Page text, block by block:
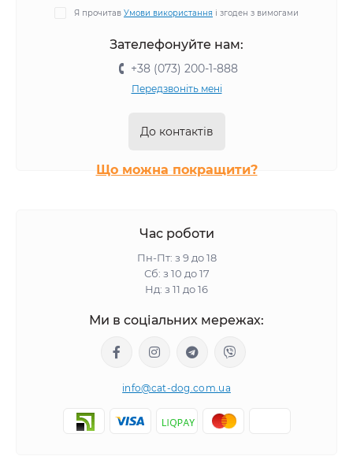
Сухий корм Club 4 Paws для котів
Сухий корм Savory для котів
Сухий корм Optimeal для котів
Сухий корм Half&Half для котів
Сухий корм BWild для котів
Я прочитав Умови використання і згоден з вимогами
Зателефонуйте нам:
+38 (073) 200-1-888
Передзвоніть мені
До контактів
Що можна покращити?
Час роботи
Пн-Пт: з 9 до 18
Сб: з 10 до 17
Нд: з 11 до 16
Ми в соціальних мережах:
info@cat-dog.com.ua